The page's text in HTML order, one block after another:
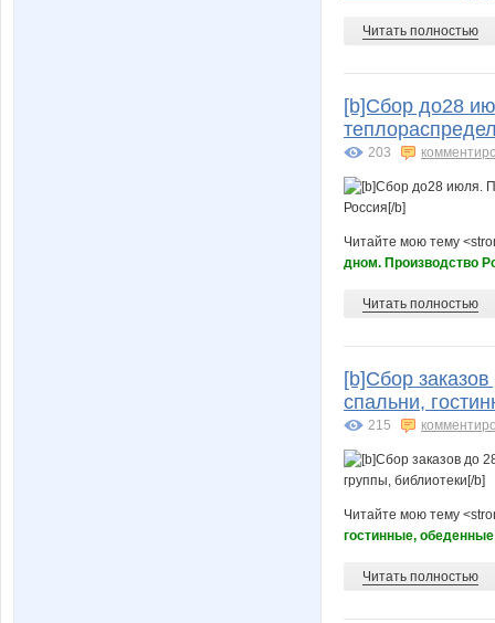
Читать полностью
[b]Сбор до28
203
Читайте мою тему
дном. Производство
Читать полностью
[b]Сбор
спальни,
215
Читайте мою тему
гостинные,
Читать полностью